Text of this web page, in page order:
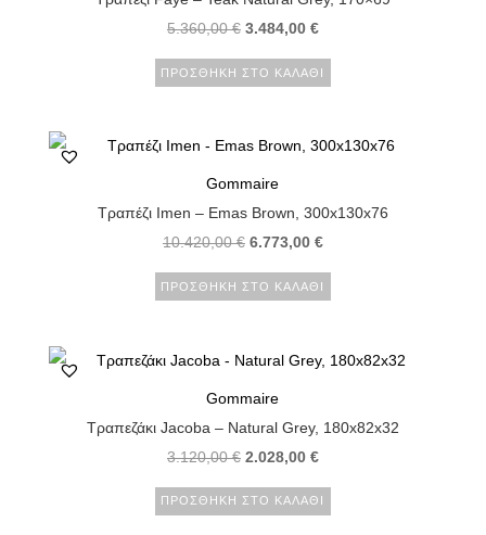
5.360,00€ 3.484,00 €
ΠΡΟΣΘΉΚΗ ΣΤΟ ΚΑΛΆΘΙ
Gommaire
Τραπέζι Imen – Emas Brown, 300x130x76
10.420,00€ 6.773,00 €
ΠΡΟΣΘΉΚΗ ΣΤΟ ΚΑΛΆΘΙ
Gommaire
Τραπεζάκι Jacoba – Natural Grey, 180x82x32
3.120,00€ 2.028,00 €
ΠΡΟΣΘΉΚΗ ΣΤΟ ΚΑΛΆΘΙ